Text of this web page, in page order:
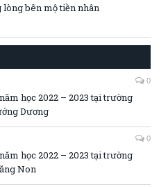
lòng bên mộ tiền nhân
0
học 2022 – 2023 tại trường
Dương
0
học 2022 – 2023 tại trường
Non